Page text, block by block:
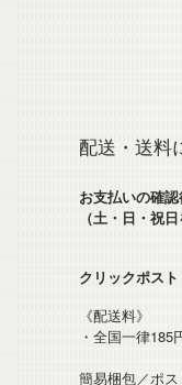
配送・送料
お支払いの確
（土・日・祝日
クリックポスト
《配送料》
・全国一律185
簡易梱包／ポ